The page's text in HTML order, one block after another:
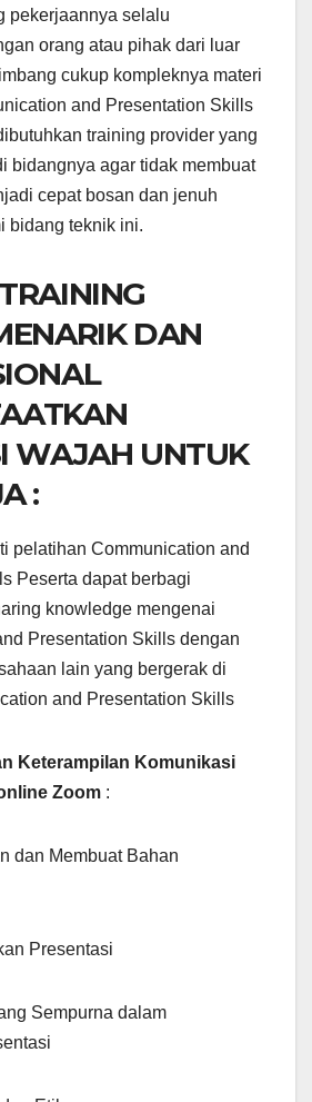
pekerjaannya selalu
orang atau pihak dari luar
cukup kompleknya materi
and Presentation Skills
training provider yang
bidangnya agar tidak membuat
cepat bosan dan jenuh
bidang teknik ini.
DAN
WAJAH UNTUK
:
pelatihan Communication and
Peserta dapat berbagi
knowledge mengenai
Presentation Skills dengan
lain yang bergerak di
and Presentation Skills
Keterampilan Komunikasi
Zoom :
dan Membuat Bahan
Presentasi
Sempurna dalam